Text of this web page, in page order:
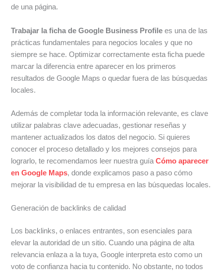
de una página.
Trabajar la ficha de Google Business Profile es una de las
prácticas fundamentales para negocios locales y que no
siempre se hace. Optimizar correctamente esta ficha puede
marcar la diferencia entre aparecer en los primeros
resultados de Google Maps o quedar fuera de las búsquedas
locales.
Además de completar toda la información relevante, es clave
utilizar palabras clave adecuadas, gestionar reseñas y
mantener actualizados los datos del negocio. Si quieres
conocer el proceso detallado y los mejores consejos para
lograrlo, te recomendamos leer nuestra guíaCómo aparecer
en Google Maps, donde explicamos paso a paso cómo
mejorar la visibilidad de tu empresa en las búsquedas locales.
Generación de backlinks de calidad
Los backlinks, o enlaces entrantes, son esenciales para
elevar la autoridad de un sitio. Cuando una página de alta
relevancia enlaza a la tuya, Google interpreta esto como un
voto de confianza hacia tu contenido. No obstante, no todos